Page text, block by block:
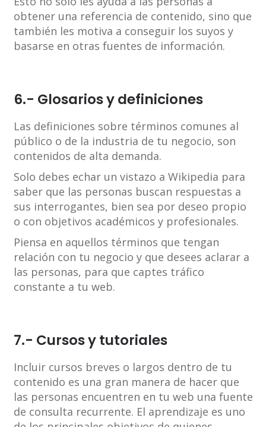
obtener una referencia de contenido, sino que
también les motiva a conseguir los suyos y
basarse en otras fuentes de información.
6.- Glosarios y definiciones
Las definiciones sobre términos comunes al
público o de la industria de tu negocio, son
contenidos de alta demanda.
Solo debes echar un vistazo a Wikipedia para
saber que las personas buscan respuestas a
sus interrogantes, bien sea por deseo propio
o con objetivos académicos y profesionales.
Piensa en aquellos términos que tengan
relación con tu negocio y que desees aclarar a
las personas, para que captes tráfico
constante a tu web.
7.- Cursos y tutoriales
Incluir cursos breves o largos dentro de tu
contenido es una gran manera de hacer que
las personas encuentren en tu web una fuente
de consulta recurrente. El aprendizaje es uno